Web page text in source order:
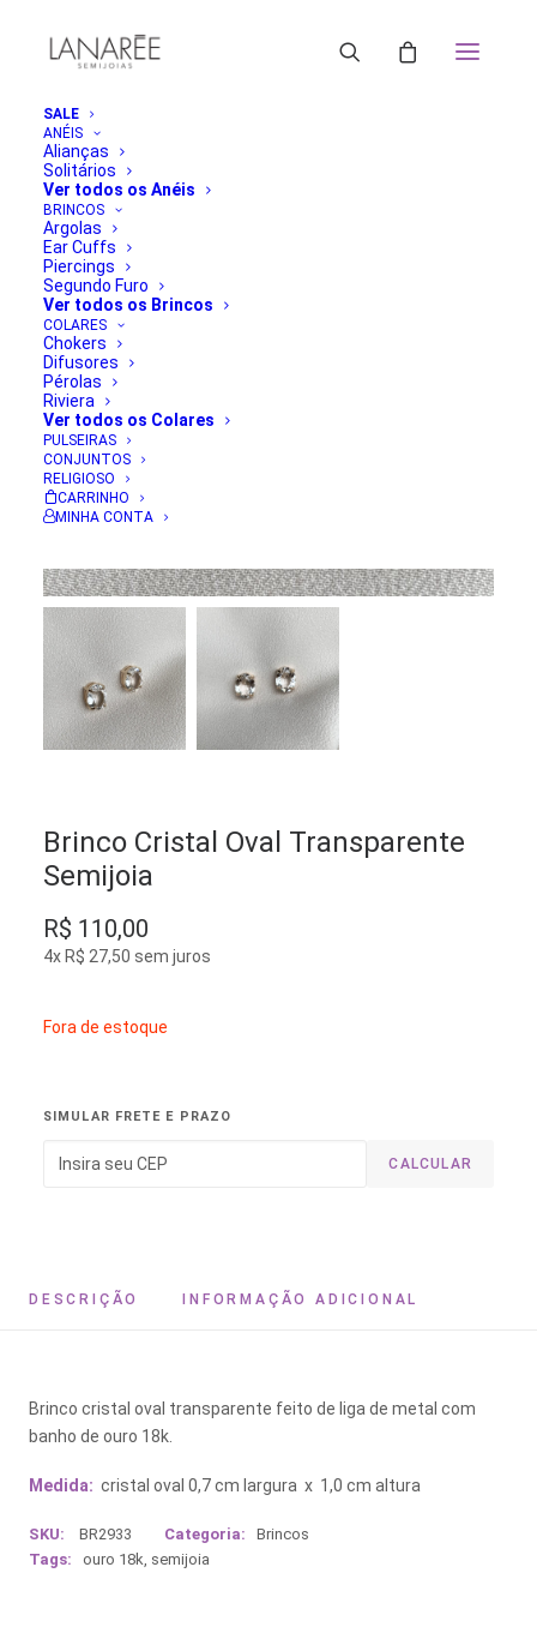
SALE
ANÉIS
Alianças
Solitários
Ver todos os Anéis
BRINCOS
Argolas
Ear Cuffs
Piercings
Segundo Furo
Ver todos os Brincos
COLARES
Chokers
Difusores
Pérolas
Riviera
Ver todos os Colares
PULSEIRAS
CONJUNTOS
RELIGIOSO
CARRINHO
MINHA CONTA
Brinco Cristal Oval Transparente
Semijoia
R$ 110,00
4x R$ 27,50 sem juros
Fora de estoque
SIMULAR FRETE E PRAZO
CALCULAR
DESCRIÇÃO INFORMAÇÃO ADICIONAL
Brinco cristal oval transparente feito de liga de metal com
banho de ouro 18k.
Medida: cristal oval 0,7 cm largura x 1,0 cm altura
SKU: BR2933 Categoria:
Brincos
Tags:
ouro 18k, semijoia